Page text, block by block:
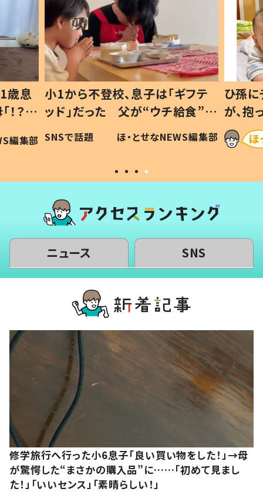
歳息
？」
編集部
小1から不登校、息子は「ギフテ
ッド」だった 父が“ウチ給食”を
作り続ける理由とは #令和の親
#令和の子
SNSで話題 ほ・とせなNEWS編集部
ひ孫
が、
「涙が
い」
ニュース SNS
修学旅行へ行った小6息子「良い買い物をした！」→母
が驚愕した“まさかの購入品”に……「初めて見まし
た！」「いいセンス」「素晴らしい！」